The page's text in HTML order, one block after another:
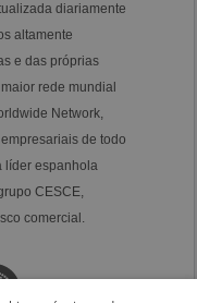
diariamente
altamente
e das próprias
rede mundial
Network,
de todo
líder espanhola
CESCE,
comercial.